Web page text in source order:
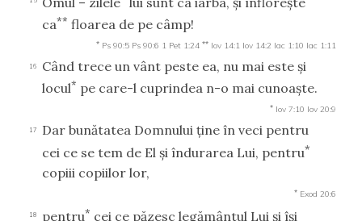
ca** floarea de pe câmp!
* Ps 90:5 Ps 90:6 1 Pet 1:24 ** Iov 14:1 Iov 14:2 Iac 1:10 Iac 1:11
16
Când trece un vânt peste ea, nu mai este şi
locul* pe care-l cuprindea n-o mai cunoaşte.
* Iov 7:10 Iov 20:9
17
Dar bunătatea Domnului ţine în veci pentru
cei ce se tem de El şi îndurarea Lui, pentru*
copiii copiilor lor,
* Exod 20:6
18 pentru* cei ce păzesc legământul Lui şi îşi